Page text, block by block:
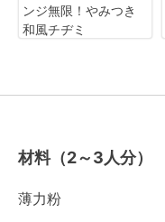
ンジ無限！やみつき
和風チヂミ
材料（2～3人分）
薄力粉